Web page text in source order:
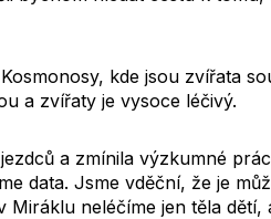
kde jsou zvířata
a zvířaty je vysoce léčivý.
a zmínila výzkumné
data. Jsme vděční, že je
Miráklu neléčíme jen těla dětí,